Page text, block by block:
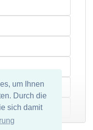
um Ihnen
Durch die
sich damit